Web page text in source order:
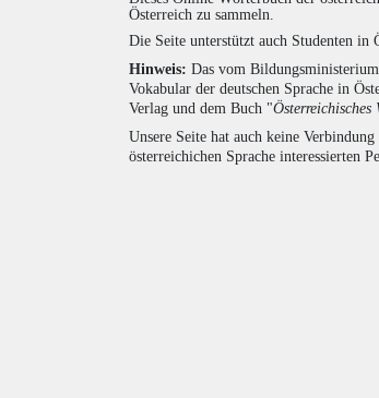
Österreich zu sammeln.
Die Seite unterstützt auch Studenten in
Hinweis: Das vom
Vokabular der deutschen Sprache in
Verlag und dem Buch "Österreichisches
Unsere Seite hat auch keine Verbindung
österreichichen Sprache interessierten